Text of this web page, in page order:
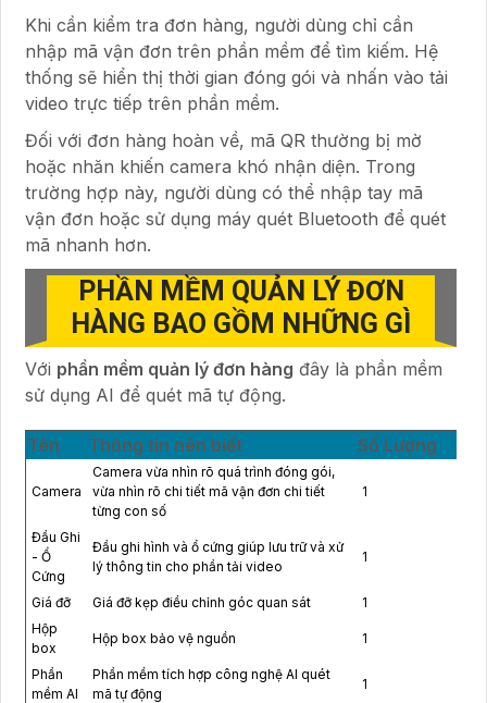
Khi cần kiểm tra đơn hàng, người dùng chỉ cần
nhập mã vận đơn trên phần mềm để tìm kiếm. Hệ
thống sẽ hiển thị thời gian đóng gói và nhấn vào tải
video trực tiếp trên phần mềm.
Đối với đơn hàng hoàn về, mã QR thường bị mờ
hoặc nhăn khiến camera khó nhận diện. Trong
trường hợp này, người dùng có thể nhập tay mã
vận đơn hoặc sử dụng máy quét Bluetooth để quét
mã nhanh hơn.
PHẦN MỀM QUẢN LÝ ĐƠN
HÀNG BAO GỒM NHỮNG GÌ
Với phần mềm quản lý đơn hàng đây là phần mềm
sử dụng AI để quét mã tự động.
Tên Thông tin nên biết Số Lượng
Camera
Camera vừa nhìn rõ quá trình đóng gói,
vừa nhìn rõ chi tiết mã vận đơn chi tiết
từng con số
1
Đầu Ghi
- Ổ
Cứng
Đầu ghi hình và ổ cứng giúp lưu trữ và xử
lý thông tin cho phần tải video
1
Giá đỡ Giá đỡ kẹp điều chỉnh góc quan sát
1
Hộp
box
Hộp box bảo vệ nguồn 1
Phần
mềm AI
Phần mềm tích hợp công nghệ AI quét
mã tự động
1